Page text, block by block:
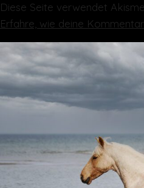
Diese Seite verwendet
Erfahre, wie deine